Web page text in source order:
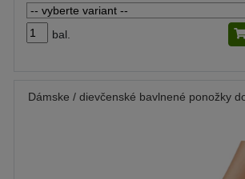
bal.
Dámske / dievčenské bavlnené ponožky